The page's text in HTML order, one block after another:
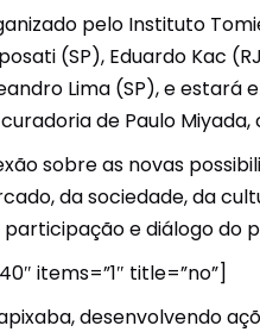
pelo Instituto
(SP), Eduardo Kac
Lima (SP), e estará
de Paulo
sobre as novas
da sociedade, da
e diálogo do
items=”1″ title=”no”]
desenvolvendo